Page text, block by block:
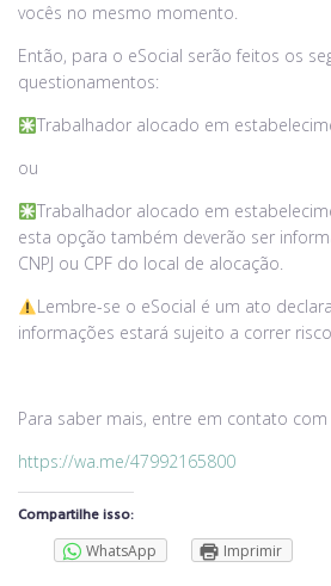
vocês no mesmo momento.
Então, para o eSocial serão feitos os
questionamentos:
Trabalhador alocado em
ou
Trabalhador alocado em
esta opção também deverão ser
CNPJ ou CPF do local de alocação.
Lembre-se o eSocial é um ato
informações estará sujeito a correr
Para saber mais, entre em contato
https://wa.me/47992165800
Compartilhe isso:
WhatsApp Imprimir